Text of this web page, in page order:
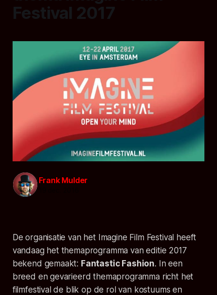
Festival 2017
Frank Mulder
De organisatie van het Imagine Film Festival heeft
vandaag het themaprogramma van editie 2017
bekend gemaakt: Fantastic Fashion. In een
breed en gevarieerd themaprogramma richt het
filmfestival de blik op de rol van kostuums en